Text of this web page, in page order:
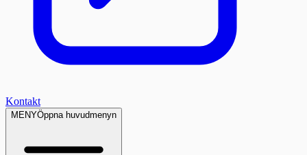
Kontakt
MENYÖppna huvudmenyn